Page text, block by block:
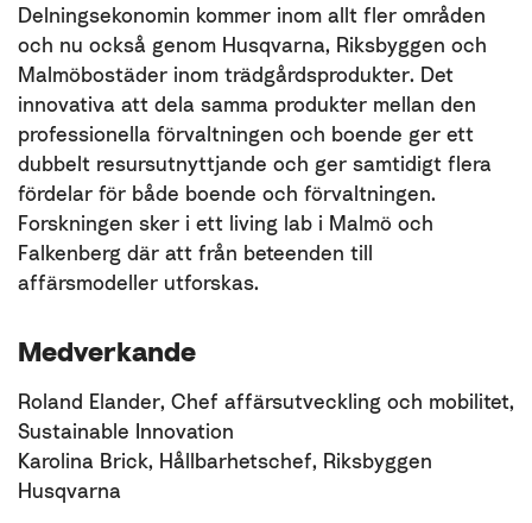
Delningsekonomin kommer inom allt fler områden
och nu också genom Husqvarna, Riksbyggen och
Malmöbostäder inom trädgårdsprodukter. Det
innovativa att dela samma produkter mellan den
professionella förvaltningen och boende ger ett
dubbelt resursutnyttjande och ger samtidigt flera
fördelar för både boende och förvaltningen.
Forskningen sker i ett living lab i Malmö och
Falkenberg där att från beteenden till
affärsmodeller utforskas.
Medverkande
Roland Elander, Chef affärsutveckling och mobilitet,
Sustainable Innovation
Karolina Brick, Hållbarhetschef, Riksbyggen
Husqvarna